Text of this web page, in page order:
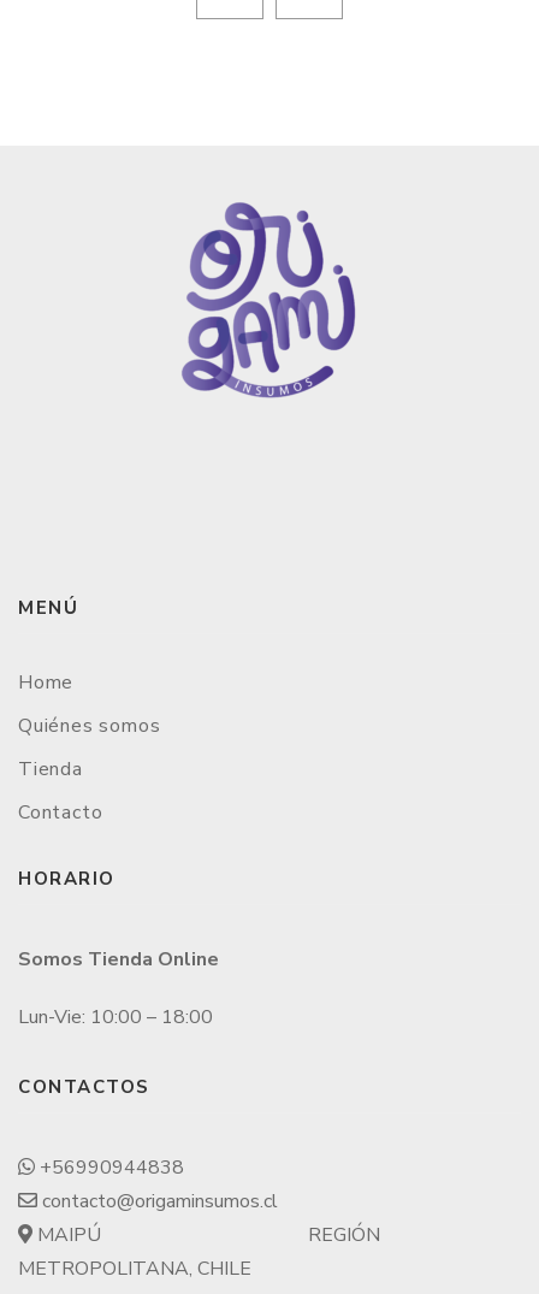
MENÚ
Home
Quiénes somos
Tienda
Contacto
HORARIO
Somos Tienda Online
Lun-Vie: 10:00 – 18:00
CONTACTOS
+56990944838
contacto@origaminsumos.cl
MAIPÚ REGIÓN
METROPOLITANA, CHILE